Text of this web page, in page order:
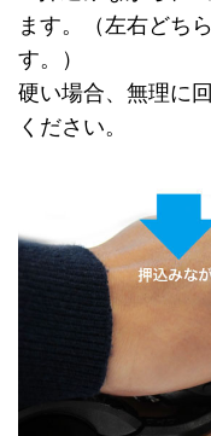
ます。（左右どち
す。）
硬い場合、無理に
ください。